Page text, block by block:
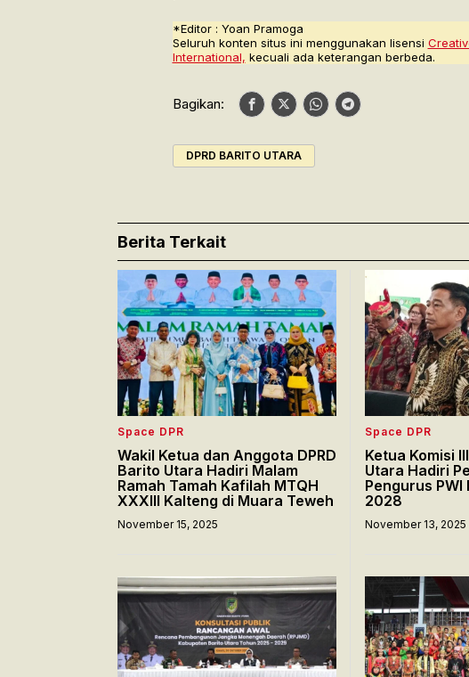
*Editor : Yoan Pramoga
Seluruh konten situs ini menggunakan lisensi
International, kecuali ada keterangan berbeda.
Bagikan:
DPRD BARITO UTARA
Berita Terkait
Space DPR
Wakil Ketua dan Anggota DPRD
Barito Utara Hadiri Malam
Ramah Tamah Kafilah MTQH
XXXIII Kalteng di Muara Teweh
November 15, 2025
Space DPR
Ketua Komisi
Utara Hadiri
Pengurus
2028
November 13, 2025